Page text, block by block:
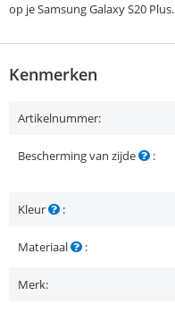
op je Samsung Galaxy S20 Plus.
Kenmerken
Artikelnummer:
Bescherming van zijde :
Kleur :
Materiaal :
Merk: